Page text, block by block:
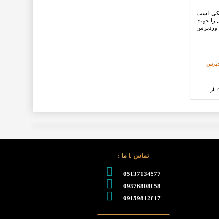
است
را جهت
وردپرس
تماس با ما :
05137134577
09376808058
09159812817